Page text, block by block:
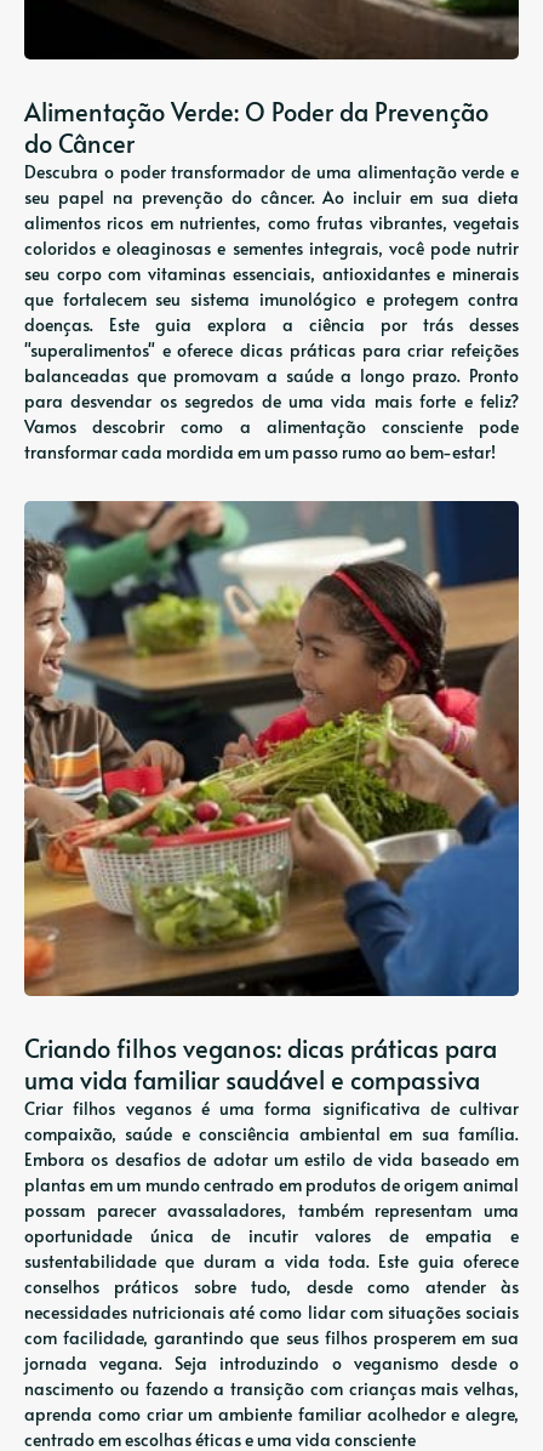
Alimentação Verde: O Poder da Prevenção
do Câncer
Descubra o poder transformador de uma alimentação verde e
seu papel na prevenção do câncer. Ao incluir em sua dieta
alimentos ricos em nutrientes, como frutas vibrantes, vegetais
coloridos e oleaginosas e sementes integrais, você pode nutrir
seu corpo com vitaminas essenciais, antioxidantes e minerais
que fortalecem seu sistema imunológico e protegem contra
doenças. Este guia explora a ciência por trás desses
"superalimentos" e oferece dicas práticas para criar refeições
balanceadas que promovam a saúde a longo prazo. Pronto
para desvendar os segredos de uma vida mais forte e feliz?
Vamos descobrir como a alimentação consciente pode
transformar cada mordida em um passo rumo ao bem-estar!
Criando filhos veganos: dicas práticas para
uma vida familiar saudável e compassiva
Criar filhos veganos é uma forma significativa de cultivar
compaixão, saúde e consciência ambiental em sua família.
Embora os desafios de adotar um estilo de vida baseado em
plantas em um mundo centrado em produtos de origem animal
possam parecer avassaladores, também representam uma
oportunidade única de incutir valores de empatia e
sustentabilidade que duram a vida toda. Este guia oferece
conselhos práticos sobre tudo, desde como atender às
necessidades nutricionais até como lidar com situações sociais
com facilidade, garantindo que seus filhos prosperem em sua
jornada vegana. Seja introduzindo o veganismo desde o
nascimento ou fazendo a transição com crianças mais velhas,
aprenda como criar um ambiente familiar acolhedor e alegre,
centrado em escolhas éticas e uma vida consciente